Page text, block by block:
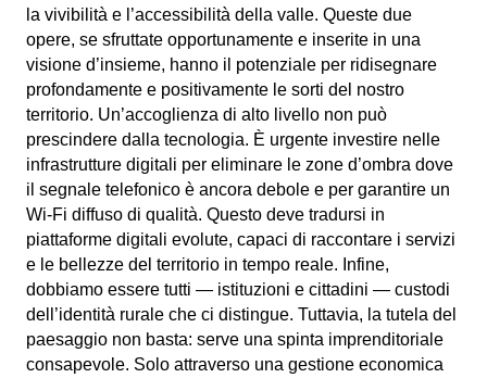
la vivibilità e l’accessibilità della valle. Queste due
opere, se sfruttate opportunamente e inserite in una
visione d’insieme, hanno il potenziale per ridisegnare
profondamente e positivamente le sorti del nostro
territorio. Un’accoglienza di alto livello non può
prescindere dalla tecnologia. È urgente investire nelle
infrastrutture digitali per eliminare le zone d’ombra dove
il segnale telefonico è ancora debole e per garantire un
Wi-Fi diffuso di qualità. Questo deve tradursi in
piattaforme digitali evolute, capaci di raccontare i servizi
e le bellezze del territorio in tempo reale. Infine,
dobbiamo essere tutti — istituzioni e cittadini — custodi
dell’identità rurale che ci distingue. Tuttavia, la tutela del
paesaggio non basta: serve una spinta imprenditoriale
consapevole. Solo attraverso una gestione economica